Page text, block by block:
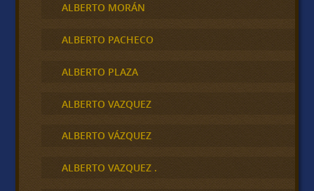
ALBERTO MORÁN
ALBERTO PACHECO
ALBERTO PLAZA
ALBERTO VAZQUEZ
ALBERTO VÁZQUEZ
ALBERTO VAZQUEZ .